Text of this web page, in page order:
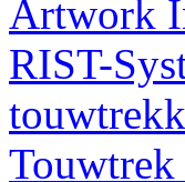
Artwork
RIST-